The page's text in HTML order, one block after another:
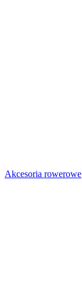
Akcesoria rowerowe